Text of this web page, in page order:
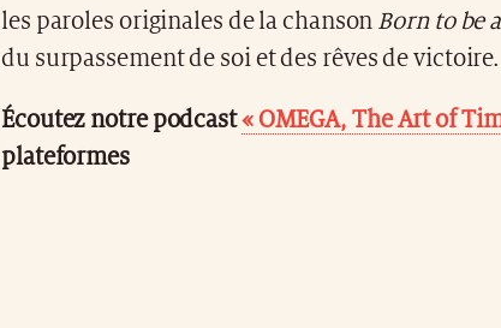
les paroles originales de la chanson Born to be
du surpassement de soi et des rêves de victoire.
Écoutez notre podcast« OMEGA, The Art of
plateformes